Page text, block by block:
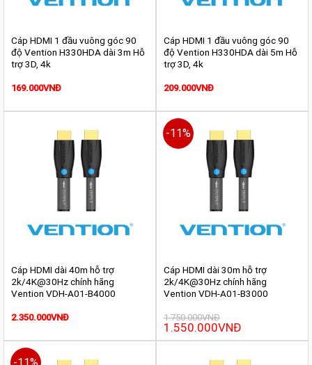
Cáp HDMI 1 đầu vuông góc 90
độ Vention H330HDA dài 3m Hỗ
trợ 3D, 4k
169.000VNĐ
Cáp HDMI 1 đầu vuông góc 90
độ Vention H330HDA dài 5m Hỗ
trợ 3D, 4k
209.000VNĐ
Cáp HDMI dài 40m hỗ trợ
2k/4K@30Hz chính hãng
Vention VDH-A01-B4000
2.350.000VNĐ
-11%
Cáp HDMI dài 30m hỗ trợ
2k/4K@30Hz chính hãng
Vention VDH-A01-B3000
1.750.000VNĐ
Giá
gốc
là:
1.550.000VNĐGiá
tại
1.550.000VNĐ.